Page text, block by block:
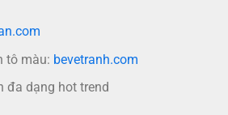
tô màu: bevetranh.com
đa dạng hot trend